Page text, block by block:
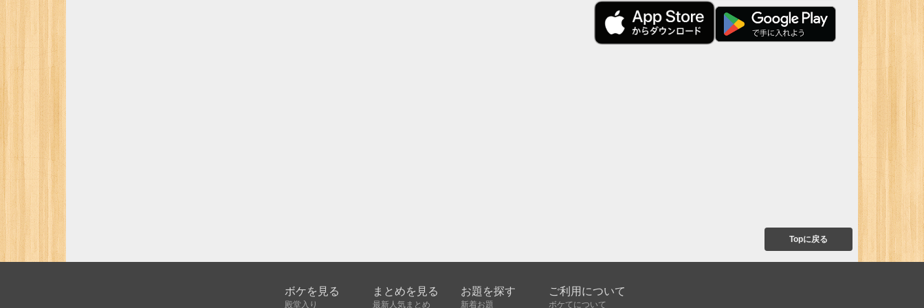
Topに戻る
ボケを見る
殿堂入り
まとめを見る
最新人気まとめ
お題を探す
新着お題
ご利用について
ボケてについて